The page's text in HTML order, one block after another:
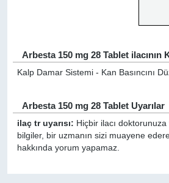
Arbesta 150 mg 28 Tablet ilacının
Kalp Damar Sistemi - Kan Basıncını
Arbesta 150 mg 28 Tablet Uyarılar
ilaç tr uyarısı: Hiçbir ilacı
bilgiler, bir uzmanın sizi muayene
hakkında yorum yapamaz.